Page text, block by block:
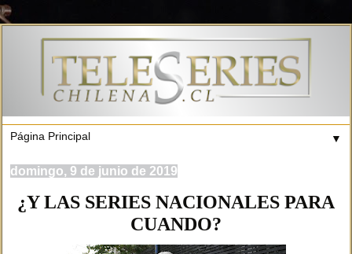
▼
domingo, 9 de junio de 2019
¿Y LAS SERIES NACIONALES PARA
CUANDO?